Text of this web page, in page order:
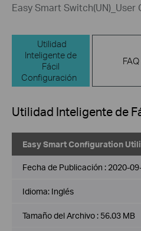
Easy Smart Switch(UN)_User
Utilidad
Inteligente de
Fácil
Configuración
FAQ
Utilidad Inteligente de
Easy Smart Configuration
Fecha de Publicación : 2020-
Idioma: Inglés
Tamaño del Archivo : 56.03 MB